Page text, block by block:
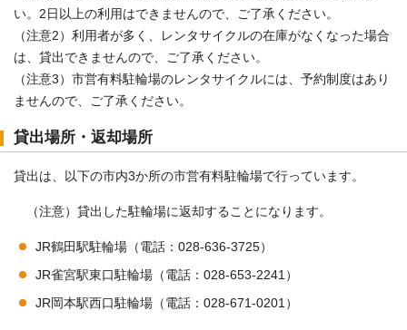
い。2日以上の利用はできませんので、ご了承ください。
（注意2）利用者が多く、レンタサイクルの在庫がなくなった場合
は、貸出できませんので、ご了承ください。
（注意3）市営有料駐輪場のレンタサイクルには、予約制度はあり
ませんので、ご了承ください。
貸出場所・返却場所
貸出は、以下の市内3か所の市営有料駐輪場で行っています。
（注意）貸出した駐輪場に返却することになります。
JR鶴田駅駐輪場（電話：028-636-3725）
JR雀宮駅東口駐輪場（電話：028-653-2241）
JR岡本駅西口駐輪場（電話：028-671-0201）